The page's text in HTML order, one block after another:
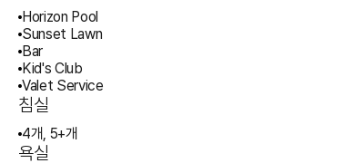
Horizon Pool
Sunset Lawn
Bar
Kid's Club
Valet Service
침실
4개, 5+개
욕실